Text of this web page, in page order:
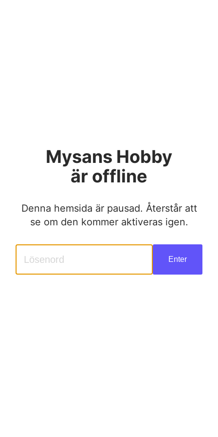
Mysans Hobby
är offline
Denna hemsida är pausad. Återstår att
se om den kommer aktiveras igen.
Enter